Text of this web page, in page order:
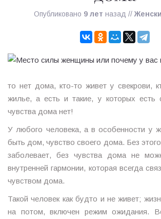
Опубликовано 9 лет назад //
то нет дома, кто-то живет у свекрови,
жилье, а есть и такие, у которых есть
чувства дома нет!
У любого человека, а в особенности у
быть дом, чувство своего дома. Без
заболевает, без чувства дома не
внутренней гармонии, которая всегда
чувством дома.
Такой человек как будто и не живет;
на потом, включен режим ожидания.